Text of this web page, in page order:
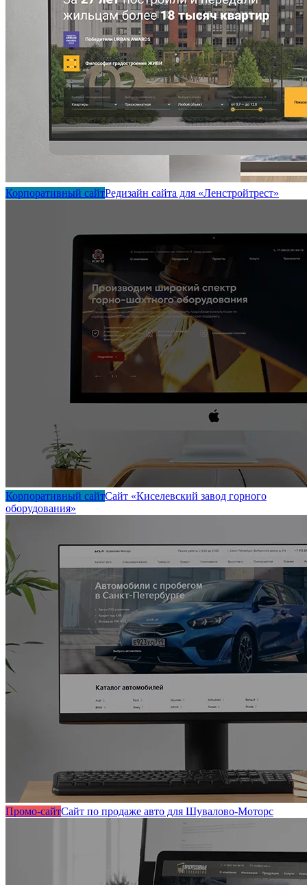
Корпоративный сайтРедизайн сайта для «Ленстройтрест»
Корпоративный сайтСайт «Киселевский завод горного
оборудования»
Промо-сайтСайт по продаже авто для Шувалово-Моторс